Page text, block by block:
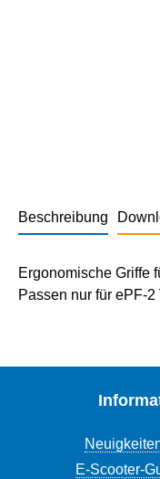
Beschreibung
Ergonomische Griffe
Passen nur für ePF-
E-Scooter-